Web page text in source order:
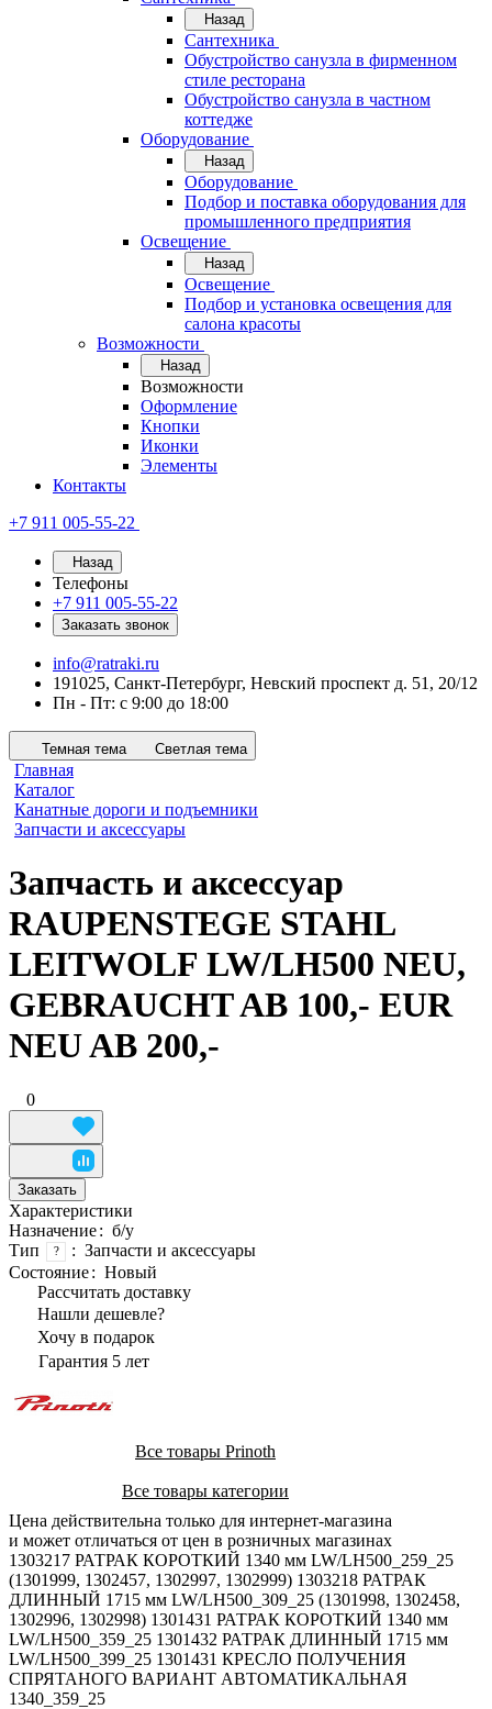
Назад
Сантехника
Обустройство санузла в фирменном
стиле ресторана
Обустройство санузла в частном
коттедже
Оборудование
Назад
Оборудование
Подбор и поставка оборудования для
промышленного предприятия
Освещение
Назад
Освещение
Подбор и установка освещения для
салона красоты
Возможности
Назад
Возможности
Оформление
Кнопки
Иконки
Элементы
Контакты
+7 911 005-55-22
Назад
Телефоны
+7 911 005-55-22
Заказать звонок
info@ratraki.ru
191025, Санкт-Петербург, Невский проспект д. 51, 20/12
Пн - Пт: с 9:00 до 18:00
Темная тема Светлая тема
Главная
Каталог
Канатные дороги и подъемники
Запчасти и аксессуары
Запчасть и аксессуар
RAUPENSTEGE STAHL
LEITWOLF LW/LH500 NEU,
GEBRAUCHT AB 100,- EUR
NEU AB 200,-
0
Заказать
Характеристики
Назначение: б/у
Тип
? : Запчасти и аксессуары
Состояние: Новый
Рассчитать доставку
Нашли дешевле?
Хочу в подарок
Гарантия 5 лет
Все товары Prinoth
Все товары категории
Цена действительна только для интернет-магазина
и может отличаться от цен в розничных магазинах
1303217 РАТРАК КОРОТКИЙ 1340 мм LW/LH500_259_25
(1301999, 1302457, 1302997, 1302999) 1303218 РАТРАК
ДЛИННЫЙ 1715 мм LW/LH500_309_25 (1301998, 1302458,
1302996, 1302998) 1301431 РАТРАК КОРОТКИЙ 1340 мм
LW/LH500_359_25 1301432 РАТРАК ДЛИННЫЙ 1715 мм
LW/LH500_399_25 1301431 КРЕСЛО ПОЛУЧЕНИЯ
СПРЯТАНОГО ВАРИАНТ АВТОМАТИКАЛЬНАЯ
1340_359_25